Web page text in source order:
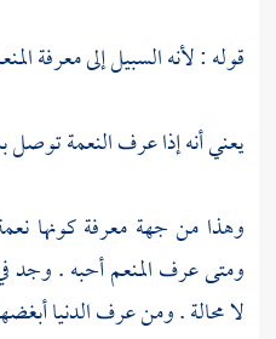
قوله : لأنه السبيل إلى معرفة
يعني أنه إذا عرف النعمة توصل
وهذا من جهة معرفة كونها
ومتى عرف المنعم أحبه . وجد
لا محالة . ومن عرف الدنيا